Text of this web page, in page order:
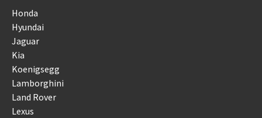
Honda
Hyundai
Jaguar
Kia
Koenigsegg
Lamborghini
Land Rover
Lexus